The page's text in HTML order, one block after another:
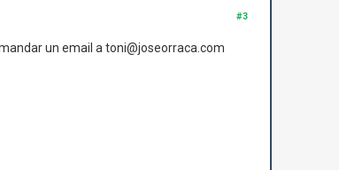
#3
un email a toni@joseorraca.com